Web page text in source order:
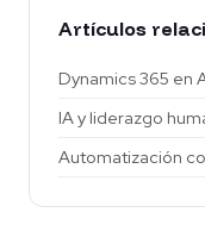
Artículos
Dynamics 365 en
IA y liderazgo
Automatización